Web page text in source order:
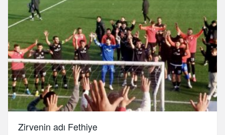
Zirvenin adı Fethiye